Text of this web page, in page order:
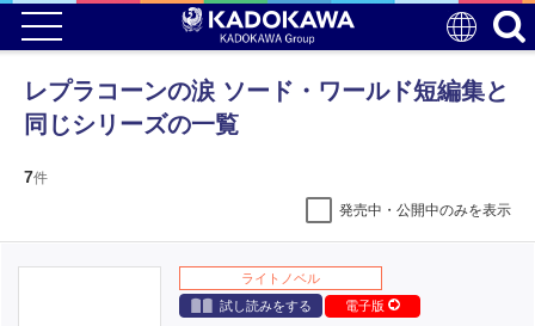
レプラコーンの涙 ソード・ワールド短編集と
同じシリーズの一覧
7件
発売中・公開中のみを表示
ライトノベル
試し読みをする
電子版